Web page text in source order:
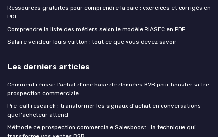
Ressources gratuites pour comprendre la paie : exercices et corrigés en
PDF
Comprendre la liste des métiers selon le modèle RIASEC en PDF
Salaire vendeur louis vuitton : tout ce que vous devez savoir
Les derniers articles
Comment réussir l’achat d’une base de données B2B pour booster votre
prospection commerciale
Pre-call research : transformer les signaux d'achat en conversations
que l'acheteur attend
Méthode de prospection commerciale Salesboost : la technique qui